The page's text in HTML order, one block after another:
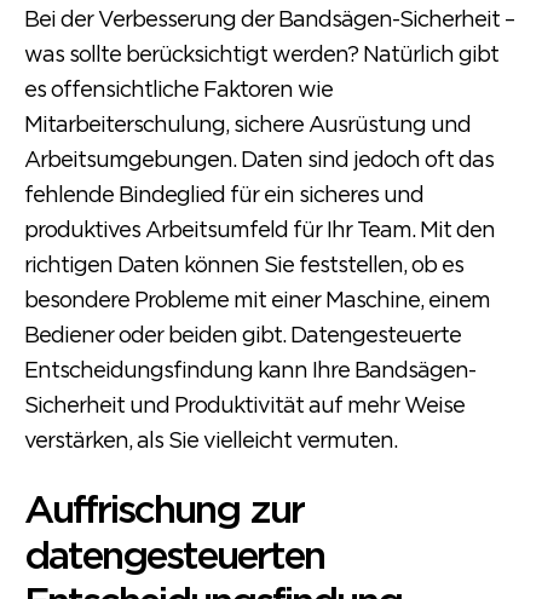
Bei der Verbesserung der Bandsägen-Sicherheit –
was sollte berücksichtigt werden? Natürlich gibt
es offensichtliche Faktoren wie
Mitarbeiterschulung, sichere Ausrüstung und
Arbeitsumgebungen. Daten sind jedoch oft das
fehlende Bindeglied für ein sicheres und
produktives Arbeitsumfeld für Ihr Team. Mit den
richtigen Daten können Sie feststellen, ob es
besondere Probleme mit einer Maschine, einem
Bediener oder beiden gibt. Datengesteuerte
Entscheidungsfindung kann Ihre Bandsägen-
Sicherheit und Produktivität auf mehr Weise
verstärken, als Sie vielleicht vermuten.
Auffrischung zur
datengesteuerten